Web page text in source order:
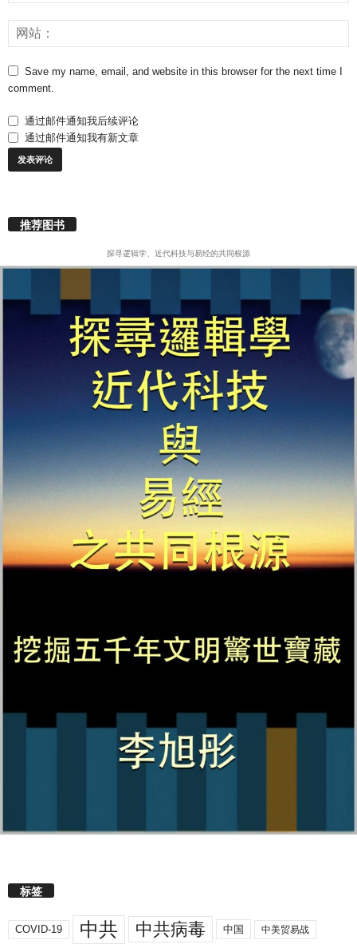
Save my name, email, and website in this browser for the next time I
comment.
通过邮件通知我后续评论
通过邮件通知我有新文章
推荐图书
探寻逻辑学、近代科技与易经的共同根源
标签
COVID-19 中共 中共病毒 中国 中美贸易战